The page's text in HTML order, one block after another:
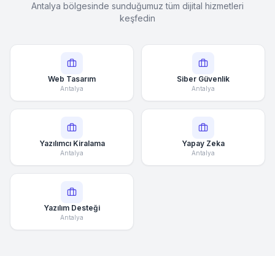
Antalya bölgesinde sunduğumuz tüm dijital hizmetleri
keşfedin
Web Tasarım
Antalya
Siber Güvenlik
Antalya
Yazılımcı Kiralama
Antalya
Yapay Zeka
Antalya
Yazılım Desteği
Antalya